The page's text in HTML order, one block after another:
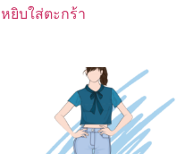
หยิบใส่ตะกร้า